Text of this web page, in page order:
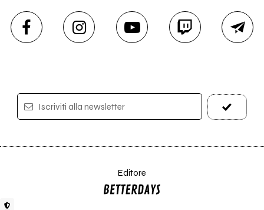
Iscriviti alla newsletter
Editore